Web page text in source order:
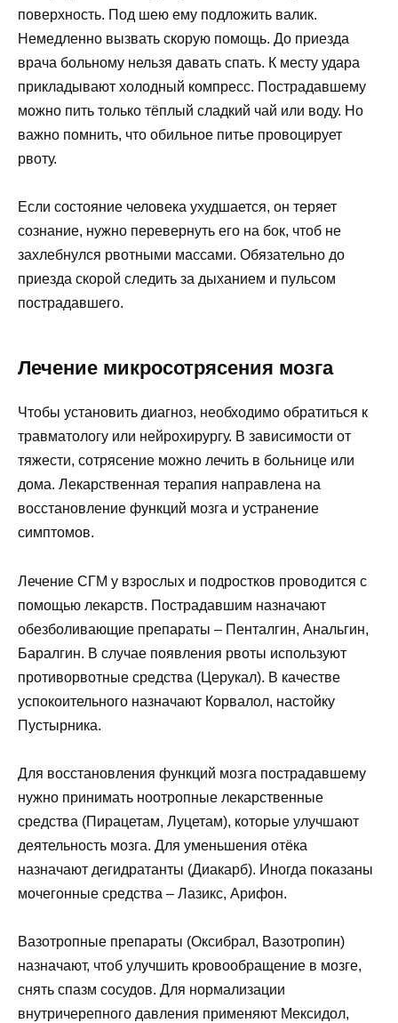
поверхность. Под шею ему подложить валик.
Немедленно вызвать скорую помощь. До приезда
врача больному нельзя давать спать. К месту удара
прикладывают холодный компресс. Пострадавшему
можно пить только тёплый сладкий чай или воду. Но
важно помнить, что обильное питье провоцирует
рвоту.
Если состояние человека ухудшается, он теряет
сознание, нужно перевернуть его на бок, чтоб не
захлебнулся рвотными массами. Обязательно до
приезда скорой следить за дыханием и пульсом
пострадавшего.
Лечение микросотрясения мозга
Чтобы установить диагноз, необходимо обратиться к
травматологу или нейрохирургу. В зависимости от
тяжести, сотрясение можно лечить в больнице или
дома. Лекарственная терапия направлена на
восстановление функций мозга и устранение
симптомов.
Лечение СГМ у взрослых и подростков проводится с
помощью лекарств. Пострадавшим назначают
обезболивающие препараты – Пенталгин, Анальгин,
Баралгин. В случае появления рвоты используют
противорвотные средства (Церукал). В качестве
успокоительного назначают Корвалол, настойку
Пустырника.
Для восстановления функций мозга пострадавшему
нужно принимать ноотропные лекарственные
средства (Пирацетам, Луцетам), которые улучшают
деятельность мозга. Для уменьшения отёка
назначают дегидратанты (Диакарб). Иногда показаны
мочегонные средства – Лазикс, Арифон.
Вазотропные препараты (Оксибрал, Вазотропин)
назначают, чтоб улучшить кровообращение в мозге,
снять спазм сосудов. Для нормализации
внутричерепного давления применяют Мексидол,